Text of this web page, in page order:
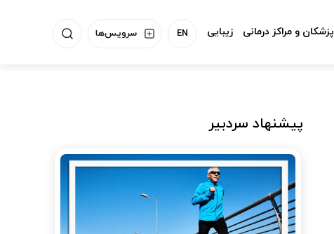
سرویس‌ها EN پزشکان و مراکز درمانی زیبایی
پیشنهاد سردبیر